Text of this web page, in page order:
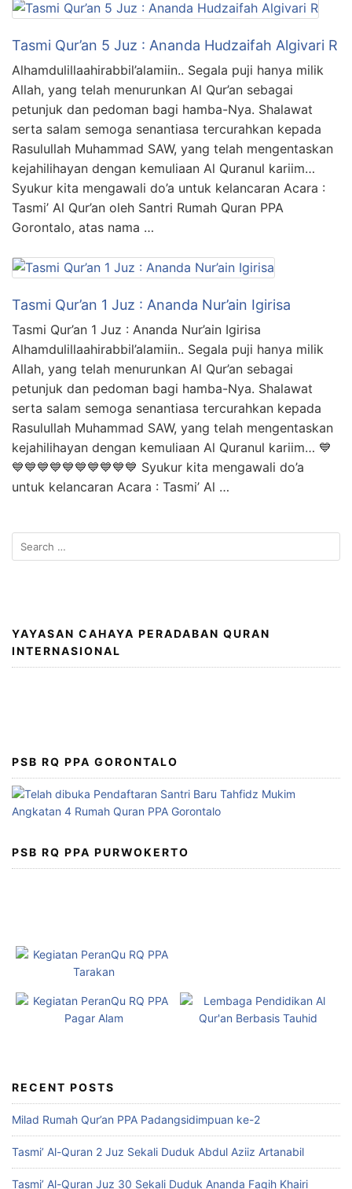
Tasmi Qur’an 5 Juz : Ananda Hudzaifah Algivari R
Alhamdulillaahirabbil’alamiin.. Segala puji hanya milik
Allah, yang telah menurunkan Al Qur’an sebagai
petunjuk dan pedoman bagi hamba-Nya. Shalawat
serta salam semoga senantiasa tercurahkan kepada
Rasulullah Muhammad SAW, yang telah mengentaskan
kejahilihayan dengan kemuliaan Al Quranul kariim…
Syukur kita mengawali do’a untuk kelancaran Acara :
Tasmi’ Al Qur’an oleh Santri Rumah Quran PPA
Gorontalo, atas nama …
Tasmi Qur’an 1 Juz : Ananda Nur’ain Igirisa
Tasmi Qur’an 1 Juz : Ananda Nur’ain Igirisa
Alhamdulillaahirabbil’alamiin.. Segala puji hanya milik
Allah, yang telah menurunkan Al Qur’an sebagai
petunjuk dan pedoman bagi hamba-Nya. Shalawat
serta salam semoga senantiasa tercurahkan kepada
Rasulullah Muhammad SAW, yang telah mengentaskan
kejahilihayan dengan kemuliaan Al Quranul kariim… 💙
💙💙💙💙💙💙💙💙💙💙 Syukur kita mengawali do’a
untuk kelancaran Acara : Tasmi’ Al …
Search
for:
YAYASAN CAHAYA PERADABAN QURAN
INTERNASIONAL
PSB RQ PPA GORONTALO
PSB RQ PPA PURWOKERTO
RECENT POSTS
Milad Rumah Qur’an PPA Padangsidimpuan ke-2
Tasmi’ Al-Quran 2 Juz Sekali Duduk Abdul Aziiz Artanabil
Tasmi’ Al-Quran Juz 30 Sekali Duduk Ananda Faqih Khairi